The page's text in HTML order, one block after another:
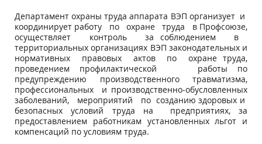
Департамент охраны труда аппарата ВЭП организует и
координирует работу по охране труда в Профсоюзе,
осуществляет контроль за соблюдением в
территориальных организациях ВЭП законодательных и
нормативных правовых актов по охране труда,
проведением профилактической работы по
предупреждению производственного травматизма,
профессиональных и производственно-обусловленных
заболеваний, мероприятий по созданию здоровых и
безопасных условий труда на предприятиях, за
предоставлением работникам установленных льгот и
компенсаций по условиям труда.